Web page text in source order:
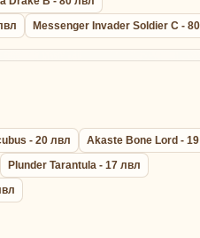
Messenger Invader Soldier C -
- 20 лвл
Akaste Bone Lord -
Plunder Tarantula - 17 лвл